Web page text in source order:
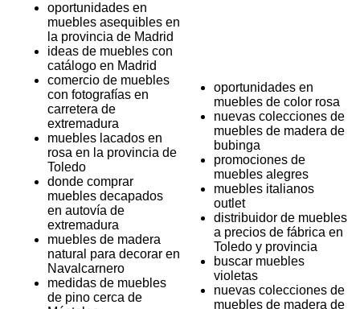
oportunidades en
muebles asequibles en
la provincia de Madrid
ideas de muebles con
catálogo en Madrid
comercio de muebles
con fotografías en
carretera de
extremadura
muebles lacados en
rosa en la provincia de
Toledo
donde comprar
muebles decapados
en autovía de
extremadura
muebles de madera
natural para decorar en
Navalcarnero
medidas de muebles
de pino cerca de
oportunidades en
muebles de color rosa
nuevas colecciones de
muebles de madera de
bubinga
promociones de
muebles alegres
muebles italianos
outlet
distribuidor de muebles
a precios de fábrica en
Toledo y provincia
buscar muebles
violetas
nuevas colecciones de
muebles de madera de